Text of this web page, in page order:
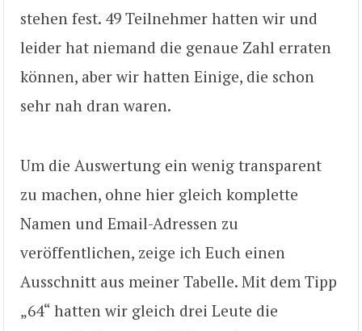
stehen fest. 49 Teilnehmer hatten wir und
leider hat niemand die genaue Zahl erraten
können, aber wir hatten Einige, die schon
sehr nah dran waren.
Um die Auswertung ein wenig transparent
zu machen, ohne hier gleich komplette
Namen und Email-Adressen zu
veröffentlichen, zeige ich Euch einen
Ausschnitt aus meiner Tabelle. Mit dem Tipp
„64“ hatten wir gleich drei Leute die